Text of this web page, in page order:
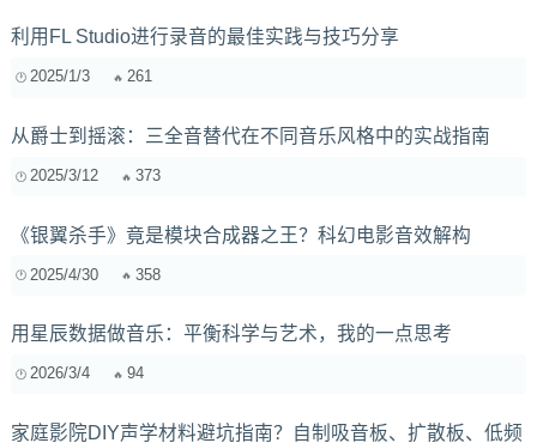
利用FL Studio进行录音的最佳实践与技巧分享
2025/1/3 261
从爵士到摇滚：三全音替代在不同音乐风格中的实战指南
2025/3/12 373
《银翼杀手》竟是模块合成器之王？科幻电影音效解构
2025/4/30 358
用星辰数据做音乐：平衡科学与艺术，我的一点思考
2026/3/4 94
家庭影院DIY声学材料避坑指南？自制吸音板、扩散板、低频